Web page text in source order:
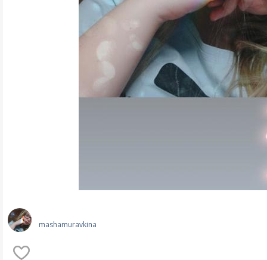
mashamuravkina